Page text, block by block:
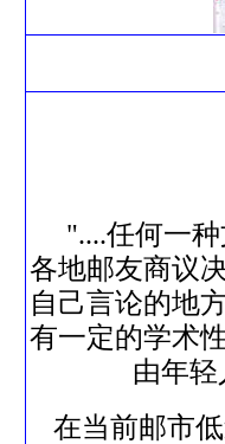
"....任何一
各地邮友商议
自己言论的地
有一定的学术
由年
在当前邮市